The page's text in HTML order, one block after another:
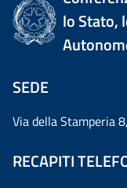
lo Stato,
SEDE
Via della Stamperia
RECAPITI